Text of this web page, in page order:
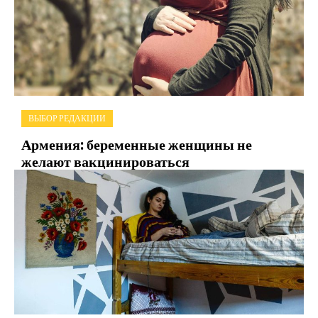
ВЫБОР РЕДАКЦИИ
Армения: беременные женщины не
желают вакцинироваться